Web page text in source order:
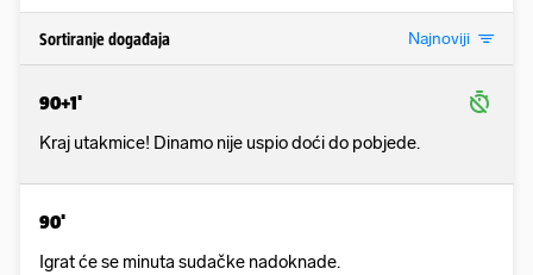
Sortiranje događaja Najnoviji
90+1'
Kraj utakmice! Dinamo nije uspio doći do pobjede.
90'
Igrat će se minuta sudačke nadoknade.